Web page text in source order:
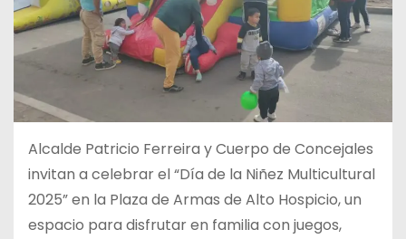
Alcalde Patricio Ferreira y Cuerpo de Concejales
invitan a celebrar el “Día de la Niñez Multicultural
2025” en la Plaza de Armas de Alto Hospicio, un
espacio para disfrutar en familia con juegos,